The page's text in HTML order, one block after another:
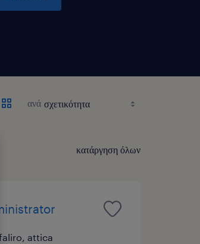
ανά
κατάργηση όλων
faliro, attica